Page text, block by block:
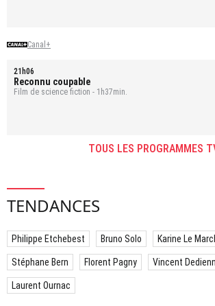
Canal+
21h06
Reconnu coupable
Film de science fiction - 1h37min.
TOUS LES PROGRAMMES
TENDANCES
Philippe Etchebest Bruno Solo Karine Le
Stéphane Bern Florent Pagny Vincent
Laurent Ournac